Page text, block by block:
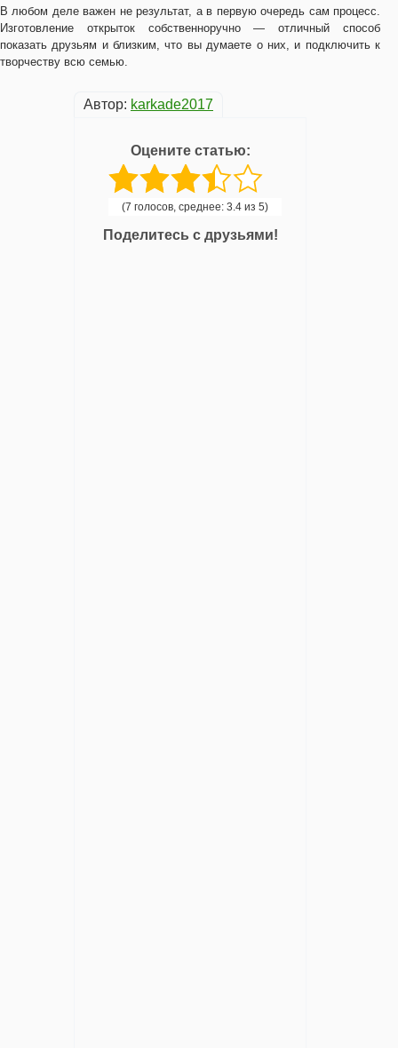
В любом деле важен не результат, а в первую очередь сам процесс.
Изготовление открыток собственноручно — отличный способ
показать друзьям и близким, что вы думаете о них, и подключить к
творчеству всю семью.
Автор: karkade2017
Оцените статью:
(7 голосов, среднее: 3.4 из 5)
Поделитесь с друзьями!